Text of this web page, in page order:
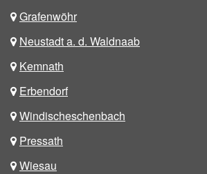
Grafenwöhr
Neustadt a. d. Waldnaab
Kemnath
Erbendorf
Windischeschenbach
Pressath
Wiesau